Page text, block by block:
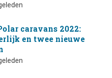
caravans 2022:
en twee nieuwe